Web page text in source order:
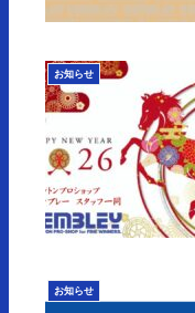
お知らせ
お知らせ